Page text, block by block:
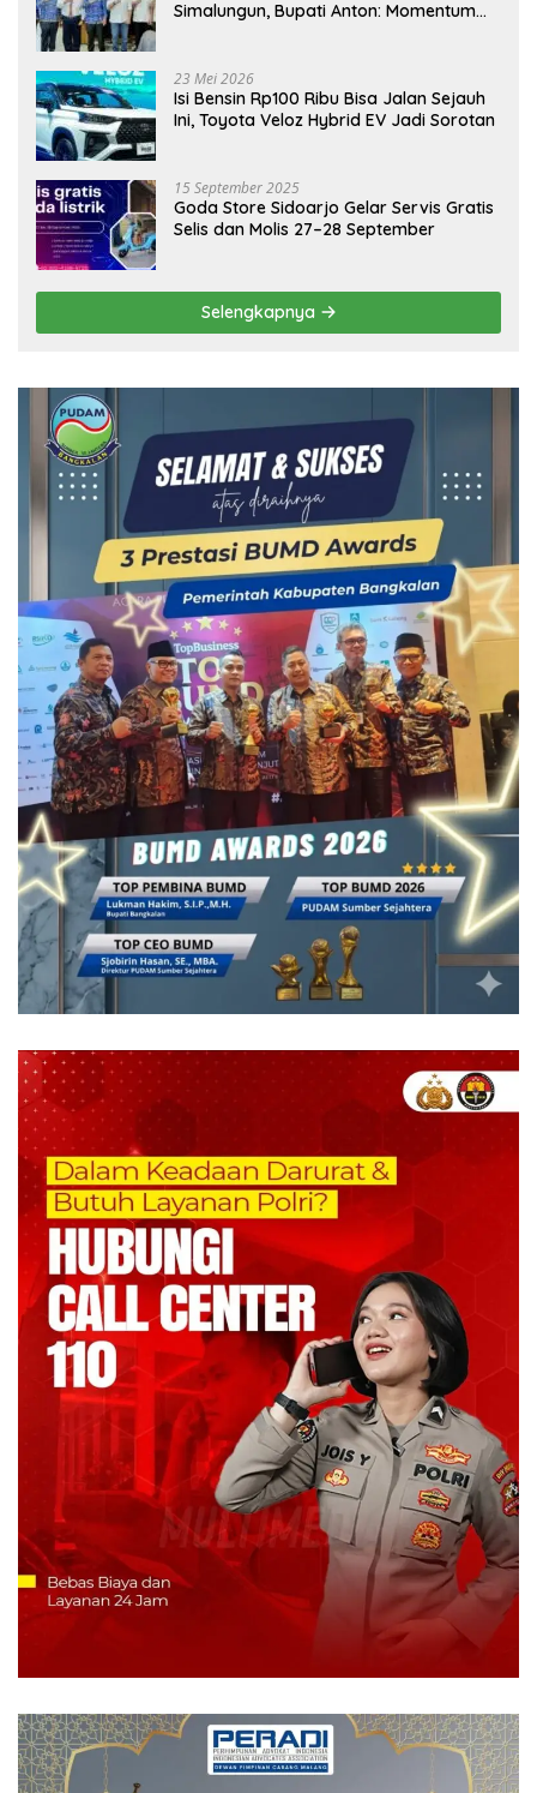
Simalungun, Bupati Anton: Momentum
23 Mei 2026
Isi Bensin Rp100 Ribu Bisa Jalan Sejauh
Ini, Toyota Veloz Hybrid EV Jadi Sorotan
15 September 2025
Goda Store Sidoarjo Gelar Servis Gratis
Selis dan Molis 27–28 September
Selengkapnya